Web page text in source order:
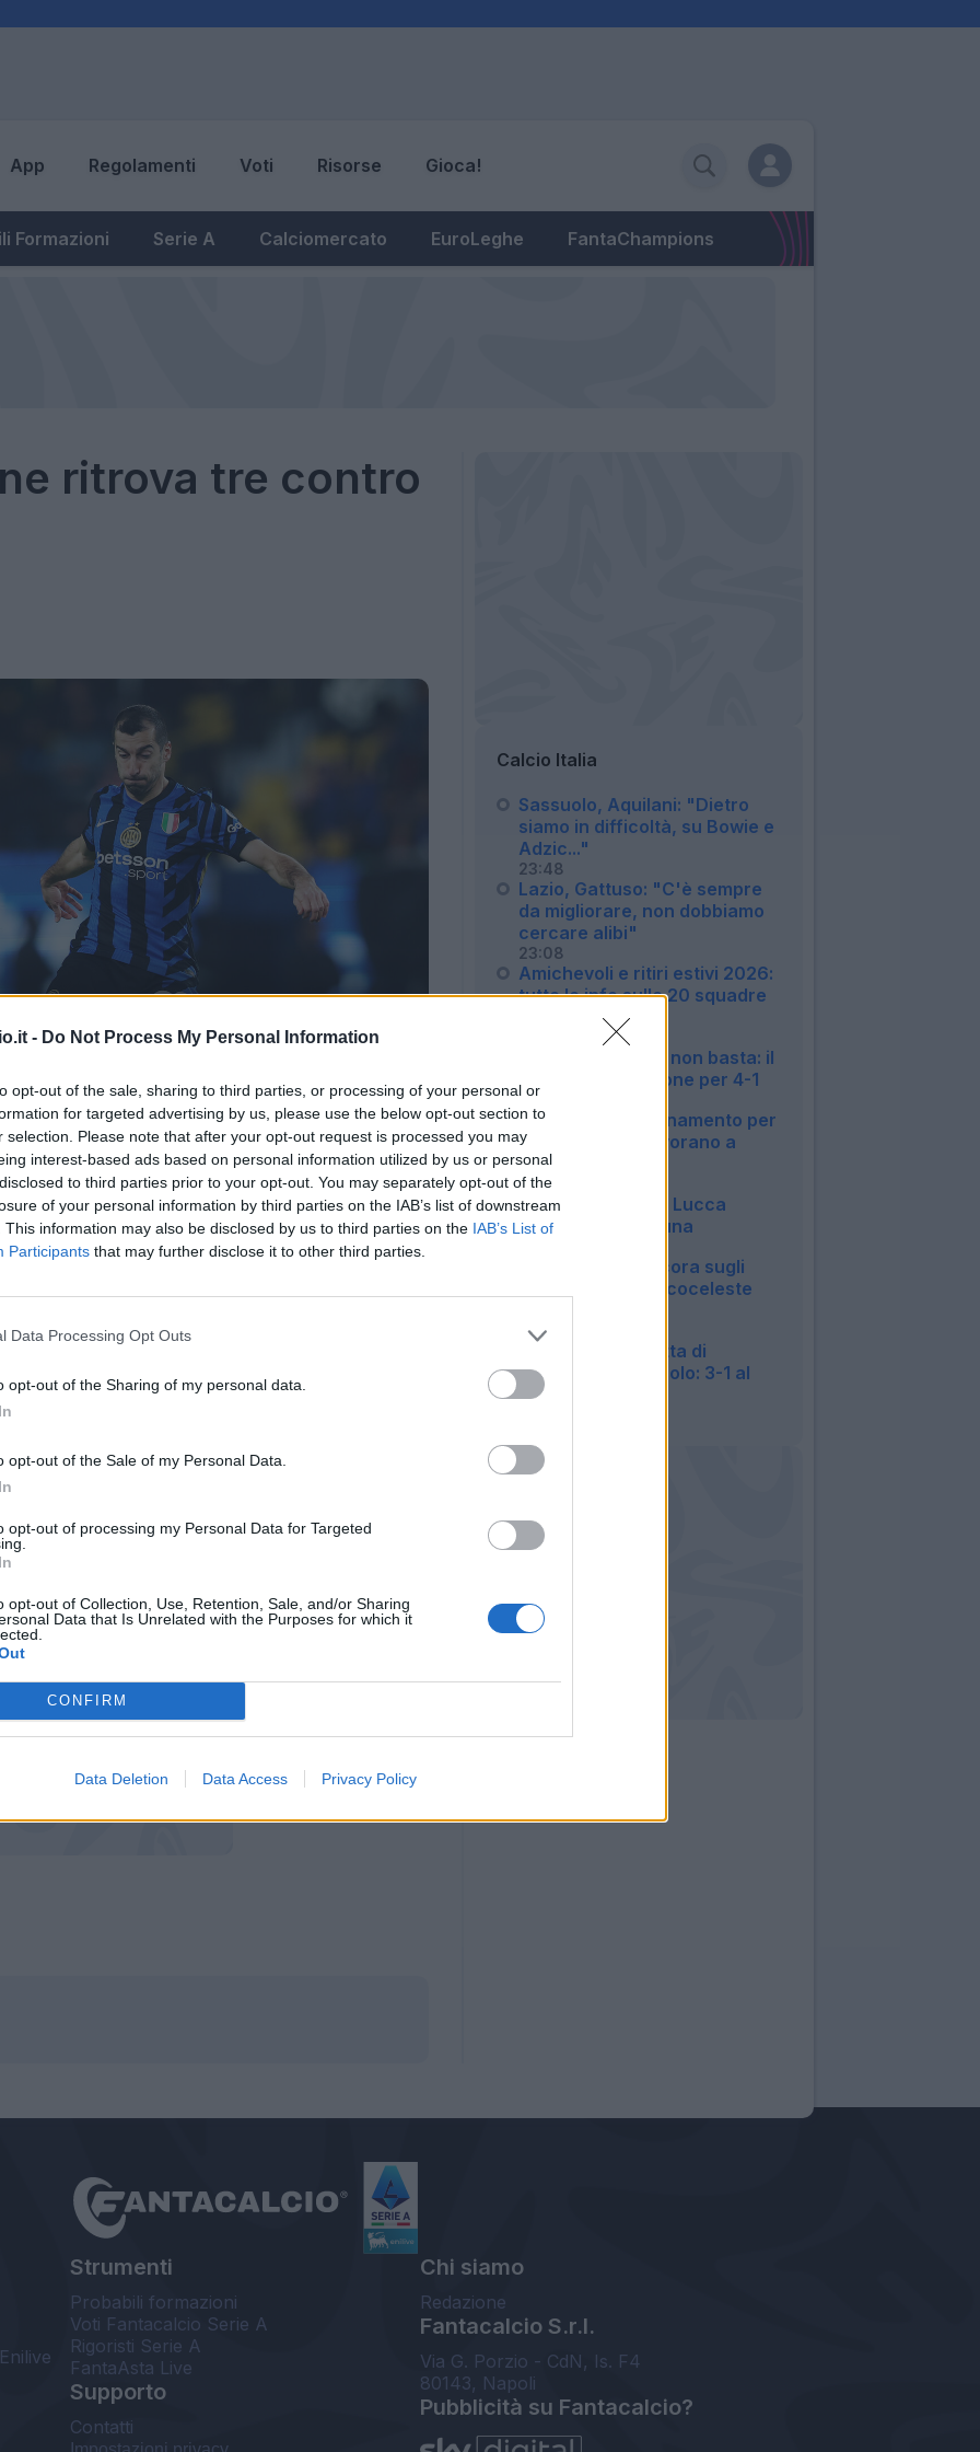
- Do Not Process My Personal Information
opt-out of the sale, sharing to third parties, or processing of your personal or
for targeted advertising by us, please use the below opt-out section to
selection. Please note that after your opt-out request is processed you may
interest-based ads based on personal information utilized by us or personal
to third parties prior to your opt-out. You may separately opt-out of the
of your personal information by third parties on the IAB’s list of downstream
This information may also be disclosed by us to third parties on the IAB’s List of
Participants that may further disclose it to other third parties.
Data Processing Opt Outs
opt-out of the Sharing of my personal data.
opt-out of the Sale of my Personal Data.
opt-out of processing my Personal Data for Targeted
opt-out of Collection, Use, Retention, Sale, and/or Sharing
Data that Is Unrelated with the Purposes for which it
CONFIRM
Data Deletion Data Access Privacy Policy
App Regolamenti Voti Risorse Gioca!
Formazioni Serie A Calciomercato EuroLeghe FantaChampions
ritrova tre contro
contro la Lazio (Getty Images)
180' di casa Inter, ancor prima della
in programma il prossimo 31 maggio. Il
alla formazione di Inzaghi, che contro
alla capolista.
Corriere dello Sport,
l'Inter ritroverà tre
i biancocelesti. Tre rientri importanti,
fisici, tornando arruolabili per la gara
al 100%.
. Nessuna fretta e massima tutela in vista
nerazzurro recupererà per il match del 18
con il problema muscolare rimediato contro
Calcio Italia
Sassuolo, Aquilani: "Dietro
siamo in difficoltà, su Bowie e
Adzic..."
23:48
Lazio, Gattuso: "C'è sempre
da migliorare, non dobbiamo
cercare alibi"
23:08
Amichevoli e ritiri estivi 2026:
tutte le info sulle 20 squadre
Sassuolo, Bakola non basta: il
Celta Vigo si impone per 4-1
22:21
Lecce, primo allenamento per
Geubbels. In 4 lavorano a
parte
20:36
Napoli, Politano e Lucca
stendono l'Osasuna
Lazio, Ratkov ancora sugli
scudi: poker biancoceleste
19:54
Torino, la doppietta di
Kulenovic e non solo: 3-1 al
Vado
Strumenti
Probabili formazioni
Voti Fantacalcio Serie A
Rigoristi Serie A
FantaAsta Live
Supporto
Contatti
Chi siamo
Redazione
Fantacalcio S.r.l.
Via G. Porzio - CdN, Is. F4
80143, Napoli
Pubblicità su Fantacalcio?